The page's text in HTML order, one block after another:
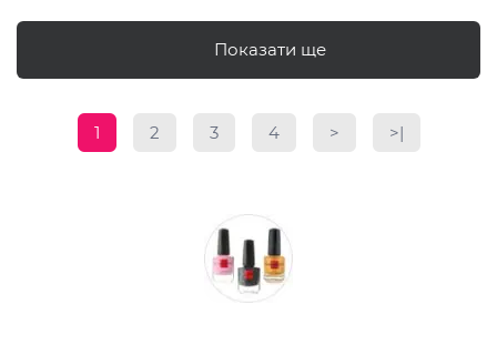
Показати ще
1 2 3 4 > >|